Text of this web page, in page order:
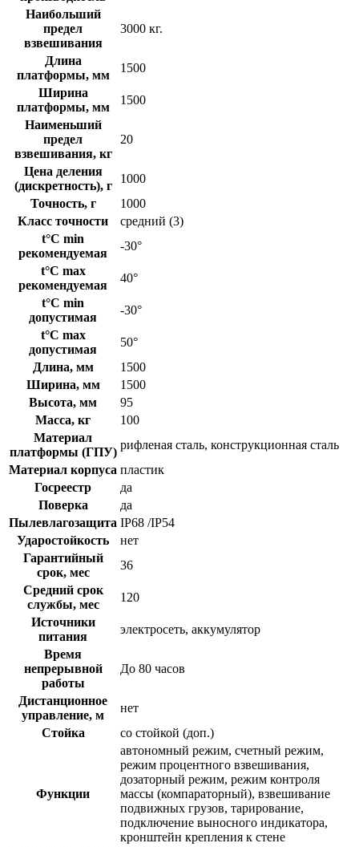
Наибольший
предел
взвешивания
3000 кг.
Длина
платформы, мм
1500
Ширина
платформы, мм
1500
Наименьший
предел
взвешивания, кг
20
Цена деления
(дискретность), г
1000
Точность, г
1000
Класс точности
средний (3)
t°C min
рекомендуемая
-30°
t°C max
рекомендуемая
40°
t°C min
допустимая
-30°
t°C max
допустимая
50°
Длина, мм
1500
Ширина, мм
1500
Высота, мм
95
Масса, кг
100
Материал
платформы (ГПУ)
рифленая сталь, конструкционная сталь
Материал корпуса пластик
Госреестр
да
Поверка
да
Пылевлагозащита IP68 /IP54
Ударостойкость
нет
Гарантийный
срок, мес
36
Средний срок
службы, мес
120
Источники
питания
электросеть, аккумулятор
Время
непрерывной
работы
До 80 часов
Дистанционное
управление, м
нет
Стойка
со стойкой (доп.)
Функции
автономный режим, счетный режим,
режим процентного взвешивания,
дозаторный режим, режим контроля
массы (компараторный), взвешивание
подвижных грузов, тарирование,
подключение выносного индикатора,
кронштейн крепления к стене